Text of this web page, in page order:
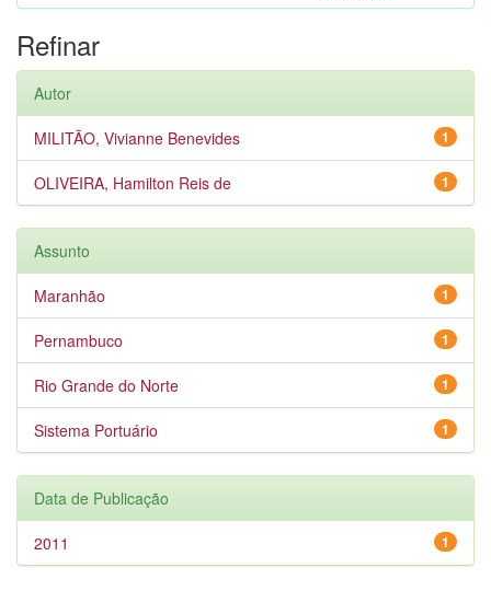
Refinar
Autor
1
MILITÃO, Vivianne Benevides
1
OLIVEIRA, Hamilton Reis de
Assunto
1
Maranhão
1
Pernambuco
1
Rio Grande do Norte
1
Sistema Portuário
Data de Publicação
1
2011